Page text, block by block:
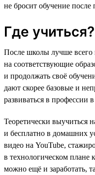
не бросит обучение после
Где учиться?
После школы лучше всего
на соответствующие
и продолжать своё
дают скорее базовые и
развиваться в профессии
Теоретически выучиться
и бесплатно в домашних
видео на YouTube,
в технологическом
можно ещё и заработать,